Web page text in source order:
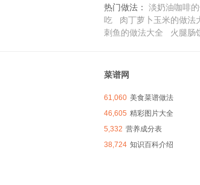
热门做法：
淡奶油咖啡
吃
肉丁萝卜玉米的做法
刺鱼的做法大全
火腿肠
菜谱网
61,060 美食菜谱做法
46,605 精彩图片大全
5,332 营养成分表
38,724 知识百科介绍